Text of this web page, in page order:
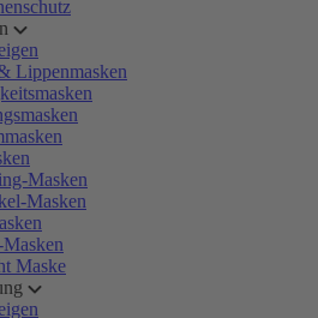
Lippenmasken
Masken
Masken
Maske